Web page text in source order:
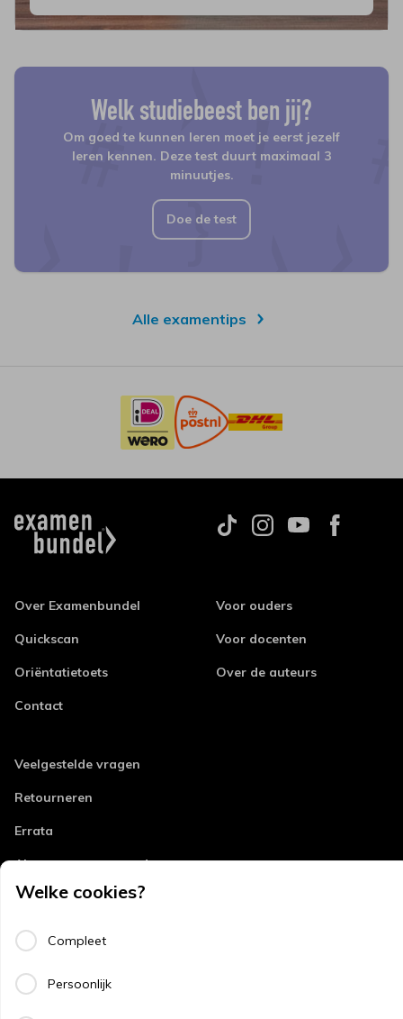
Welk studiebeest ben jij?
Om goed te kunnen leren moet je eerst jezelf
leren kennen. Deze test duurt maximaal 3
minuutjes.
Doe de test
Alle examentips
Over Examenbundel
Quickscan
Oriëntatietoets
Contact
Voor ouders
Voor docenten
Over de auteurs
Veelgestelde vragen
Retourneren
Errata
Algemene voorwaarden
Disclaimer
Privacy
Welke cookies?
Compleet
Persoonlijk